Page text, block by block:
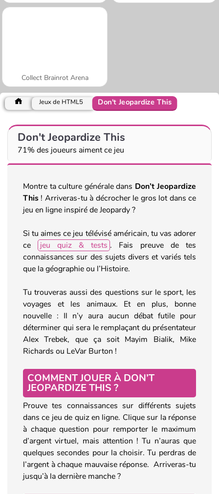
Collect Brainrot Arena
Jeux de HTML5 Don't Jeopardize This
Don't Jeopardize This
71% des joueurs aiment ce jeu
Montre ta culture générale dans Don’t Jeopardize
This ! Arriveras-tu à décrocher le gros lot dans ce
jeu en ligne inspiré de Jeopardy ?
Si tu aimes ce jeu télévisé américain, tu vas adorer
ce
jeu quiz & tests . Fais preuve de tes
connaissances sur des sujets divers et variés tels
que la géographie ou l’Histoire.
Tu trouveras aussi des questions sur le sport, les
voyages et les animaux. Et en plus, bonne
nouvelle : Il n’y aura aucun débat futile pour
déterminer qui sera le remplaçant du présentateur
Alex Trebek, que ça soit Mayim Bialik, Mike
Richards ou LeVar Burton !
COMMENT JOUER À DON’T
JEOPARDIZE THIS ?
Prouve tes connaissances sur différents sujets
dans ce jeu de quiz en ligne. Clique sur la réponse
à chaque question pour remporter le maximum
d’argent virtuel, mais attention ! Tu n’auras que
quelques secondes pour la choisir. Tu perdras de
l’argent à chaque mauvaise réponse. Arriveras-tu
jusqu’à la dernière manche ?